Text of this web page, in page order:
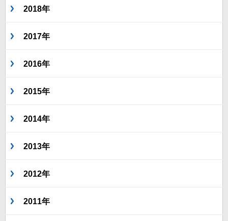
2018年
2017年
2016年
2015年
2014年
2013年
2012年
2011年